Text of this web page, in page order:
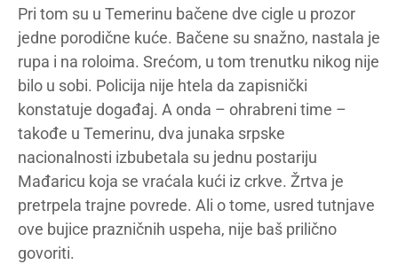
Pri tom su u Temerinu bačene dve cigle u prozor
jedne porodične kuće. Bačene su snažno, nastala je
rupa i na roloima. Srećom, u tom trenutku nikog nije
bilo u sobi. Policija nije htela da zapisnički
konstatuje događaj. A onda – ohrabreni time –
takođe u Temerinu, dva junaka srpske
nacionalnosti izbubetala su jednu postariju
Mađaricu koja se vraćala kući iz crkve. Žrtva je
pretrpela trajne povrede. Ali o tome, usred tutnjave
ove bujice prazničnih uspeha, nije baš prilično
govoriti.